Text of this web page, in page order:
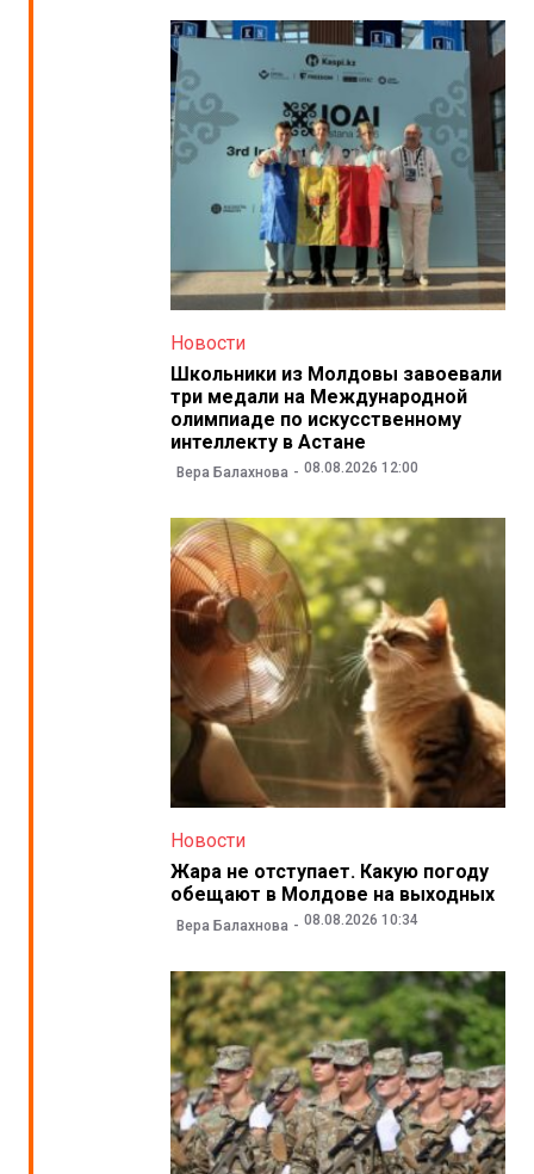
Новости
Школьники из Молдовы завоевали
три медали на Международной
олимпиаде по искусственному
интеллекту в Астане
Вера Балахнова 08.08.2026 12:00
Новости
Жара не отступает. Какую погоду
обещают в Молдове на выходных
Вера Балахнова 08.08.2026 10:34